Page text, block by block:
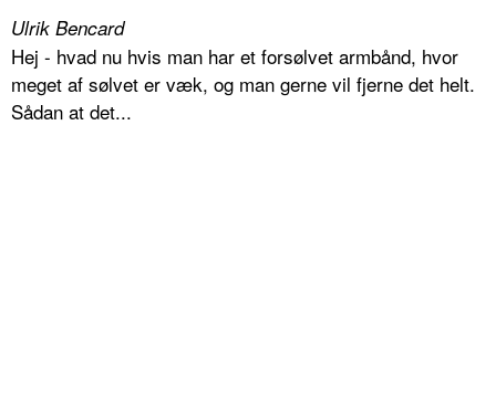
Ulrik Bencard
Hej - hvad nu hvis man har et forsølvet armbånd, hvor
meget af sølvet er væk, og man gerne vil fjerne det helt.
Sådan at det...